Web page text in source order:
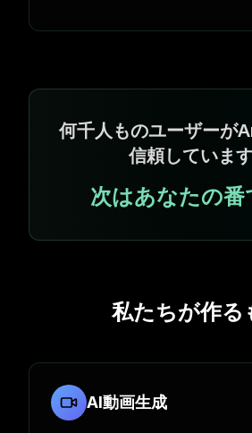
何千人ものユーザーが
信頼しています
次はあなたの番
私たちが作る
AI動画生成